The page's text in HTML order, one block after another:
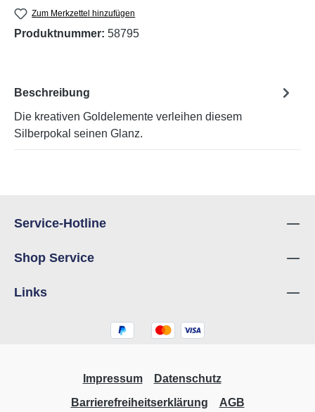
Zum Merkzettel hinzufügen
Produktnummer: 58795
Beschreibung
Die kreativen Goldelemente verleihen diesem
Silberpokal seinen Glanz.
Service-Hotline
Shop Service
Links
Impressum
Datenschutz
Barrierefreiheitserklärung
AGB